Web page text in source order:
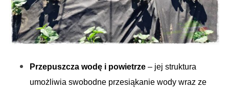
Przepuszcza wodę i powietrze– jej struktura
umożliwia swobodne przesiąkanie wody wraz ze